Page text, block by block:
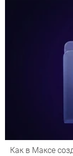
Как в Максе